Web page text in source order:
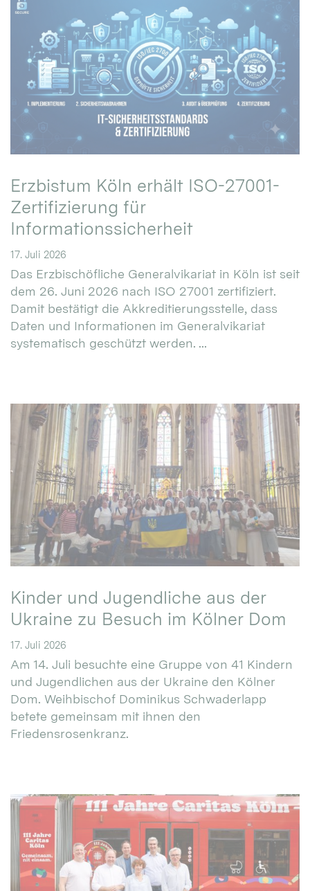
Erzbistum Köln erhält ISO-27001-
Zertifizierung für
Informationssicherheit
17. Juli 2026
Das Erzbischöfliche Generalvikariat in Köln ist seit
dem 26. Juni 2026 nach ISO 27001 zertifiziert.
Damit bestätigt die Akkreditierungsstelle, dass
Daten und Informationen im Generalvikariat
systematisch geschützt werden. ...
Kinder und Jugendliche aus der
Ukraine zu Besuch im Kölner Dom
17. Juli 2026
Am 14. Juli besuchte eine Gruppe von 41 Kindern
und Jugendlichen aus der Ukraine den Kölner
Dom. Weihbischof Dominikus Schwaderlapp
betete gemeinsam mit ihnen den
Friedensrosenkranz.